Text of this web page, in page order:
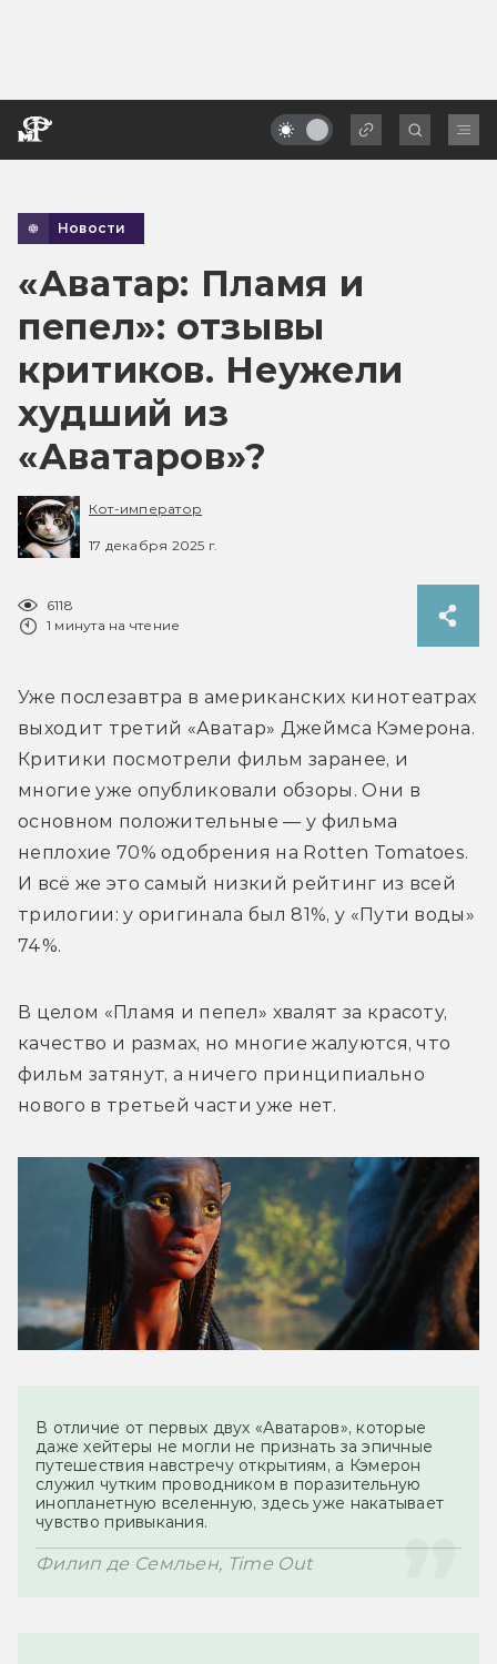
Новости
«Аватар: Пламя и
пепел»: отзывы
критиков. Неужели
худший из
«Аватаров»?
Кот-император
17 декабря 2025 г.
6118
1 минута на чтение
Уже послезавтра в американских кинотеатрах
выходит третий «Аватар» Джеймса Кэмерона.
Критики посмотрели фильм заранее, и
многие уже опубликовали обзоры. Они в
основном положительные — у фильма
неплохие 70% одобрения на Rotten Tomatoes.
И всё же это самый низкий рейтинг из всей
трилогии: у оригинала был 81%, у «Пути воды»
В целом «Пламя и пепел» хвалят за красоту,
качество и размах, но многие жалуются, что
фильм затянут, а ничего принципиально
В отличие от первых двух «Аватаров», которые
даже хейтеры не могли не признать за эпичные
путешествия навстречу открытиям, а Кэмерон
служил чутким проводником в поразительную
инопланетную вселенную, здесь уже накатывает
Филип де Семльен, Time Out